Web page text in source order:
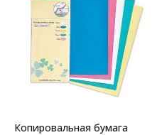
Копировальная бумага